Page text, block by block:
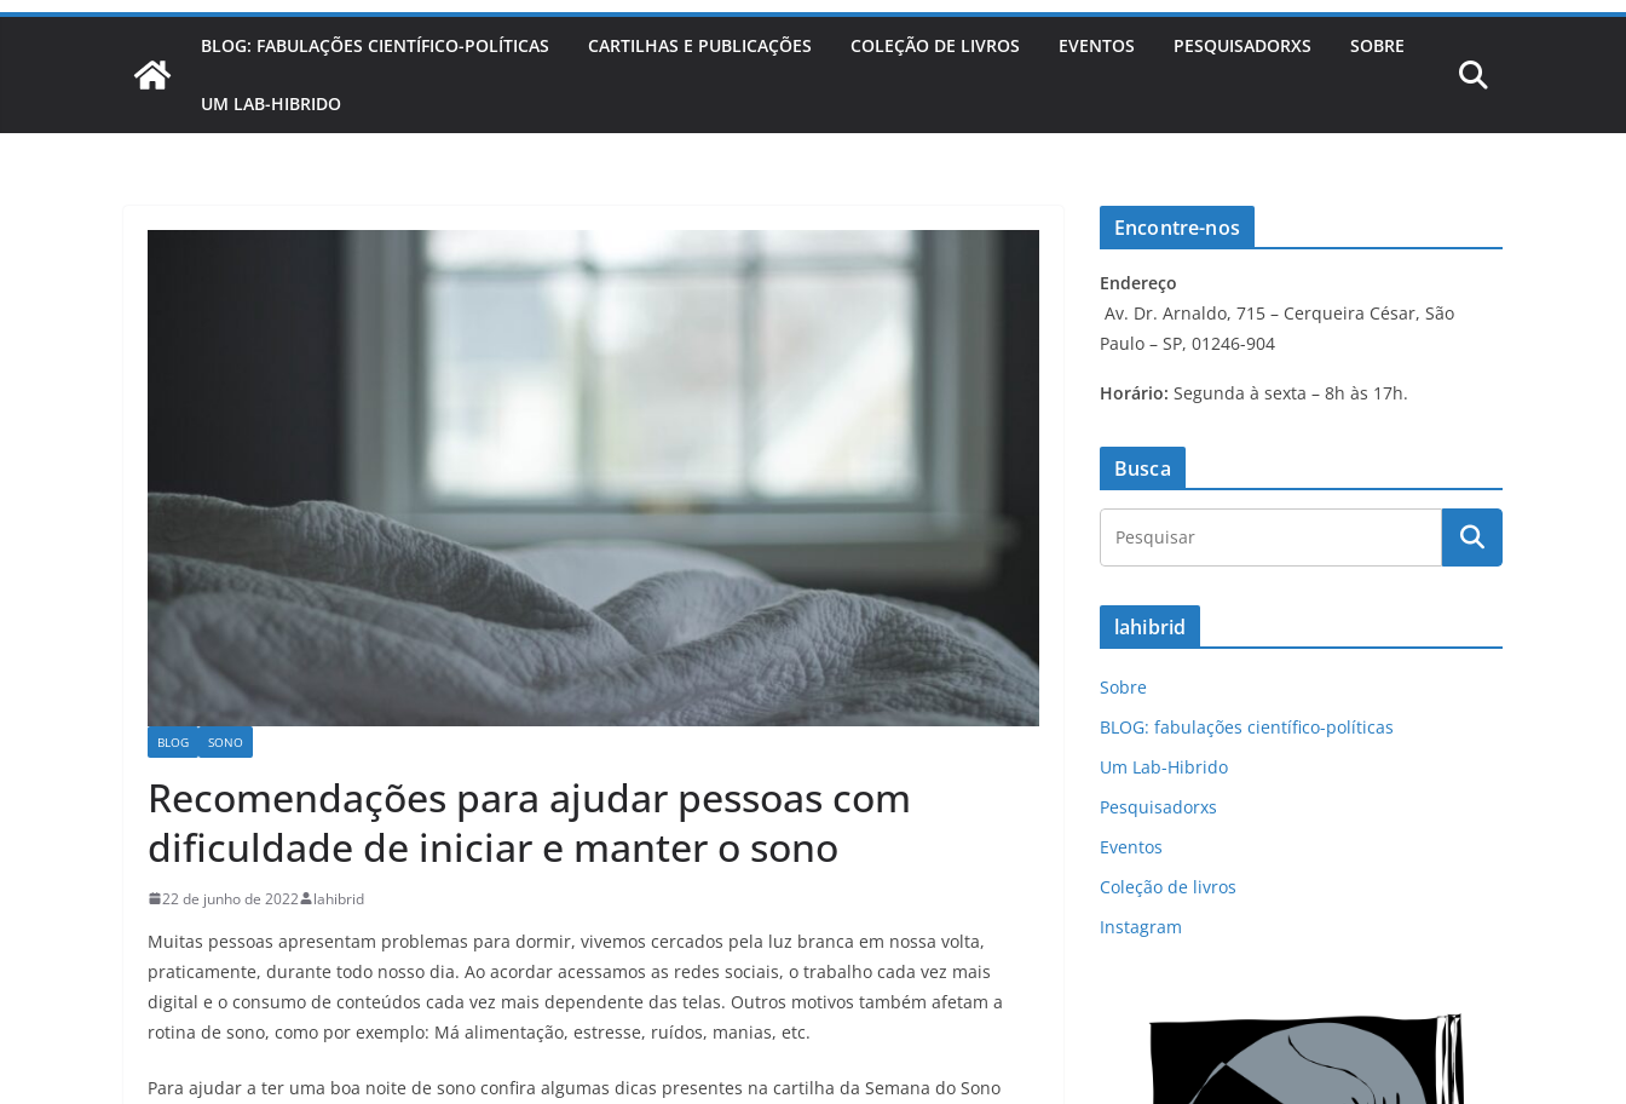
BLOG: FABULAÇÕES CIENTÍFICO-POLÍTICAS CARTILHAS E PUBLICAÇÕES COLEÇÃO DE LIVROS EVENTOS PESQUISADORXS SOBRE
UM LAB-HIBRIDO
BLOG SONO
Recomendações para ajudar pessoas com
dificuldade de iniciar e manter o sono
22 de junho de 2022 lahibrid
Muitas pessoas apresentam problemas para dormir, vivemos cercados pela luz branca em nossa volta,
praticamente, durante todo nosso dia. Ao acordar acessamos as redes sociais, o trabalho cada vez mais
digital e o consumo de conteúdos cada vez mais dependente das telas. Outros motivos também afetam a
rotina de sono, como por exemplo: Má alimentação, estresse, ruídos, manias, etc.
Para ajudar a ter uma boa noite de sono confira algumas dicas presentes na cartilha da Semana do Sono
Encontre-nos
Endereço
Av. Dr. Arnaldo, 715 – Cerqueira César, São
Paulo – SP, 01246-904
Horário: Segunda à sexta – 8h às 17h.
Busca
lahibrid
Sobre
BLOG: fabulações científico-políticas
Um Lab-Hibrido
Pesquisadorxs
Eventos
Coleção de livros
Instagram